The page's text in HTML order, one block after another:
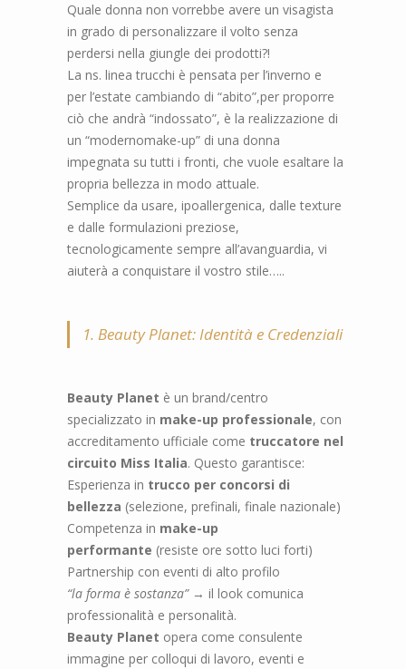
Quale donna non vorrebbe avere un visagista
in grado di personalizzare il volto senza
perdersi nella giungle dei prodotti?!
La ns. linea trucchi è pensata per l’inverno e
per l’estate cambiando di “abito”,per proporre
ciò che andrà “indossato”, è la realizzazione di
un “modernomake-up” di una donna
impegnata su tutti i fronti, che vuole esaltare la
propria bellezza in modo attuale.
Semplice da usare, ipoallergenica, dalle texture
e dalle formulazioni preziose,
tecnologicamente sempre all’avanguardia, vi
aiuterà a conquistare il vostro stile…..
1. Beauty Planet: Identità e Credenziali
Beauty Planet è un brand/centro
specializzato in make-up professionale, con
accreditamento ufficiale come truccatore nel
circuito Miss Italia. Questo garantisce:
Esperienza in trucco per concorsi di
bellezza (selezione, prefinali, finale nazionale)
Competenza in make-up
performante (resiste ore sotto luci forti)
Partnership con eventi di alto profilo
“la forma è sostanza”→ il look comunica
professionalità e personalità.
Beauty Planet opera come consulente
immagine per colloqui di lavoro, eventi e